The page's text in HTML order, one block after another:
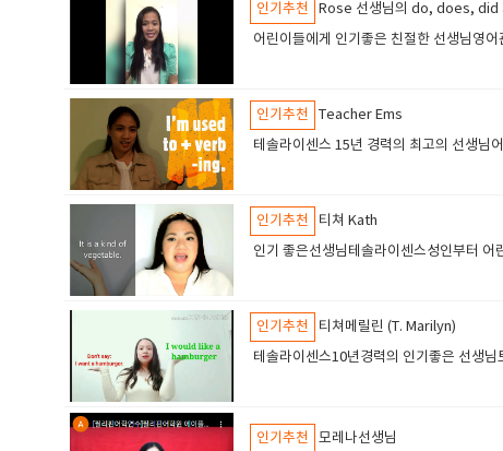
인기추천
Rose 선생님의 do, does, did
어린이들에게 인기좋은 친절한 선생님영
인기추천
Teacher Ems
테솔라이센스 15년 경력의 최고의 선생님
인기추천
티쳐 Kath
인기 좋은선생님테솔라이센스성인부터
인기추천
티쳐메릴린 (T. Marilyn)
테솔라이센스10년경력의 인기좋은 선생
인기추천 모레나선생님